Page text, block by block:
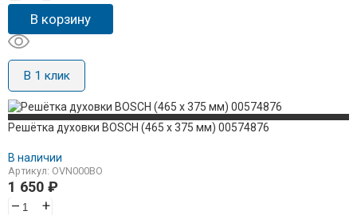
В корзину
В 1 клик
Решётка духовки BOSCH (465 x 375 мм) 00574876
В наличии
Артикул: OVN000BO
1 650 ₽
–
+